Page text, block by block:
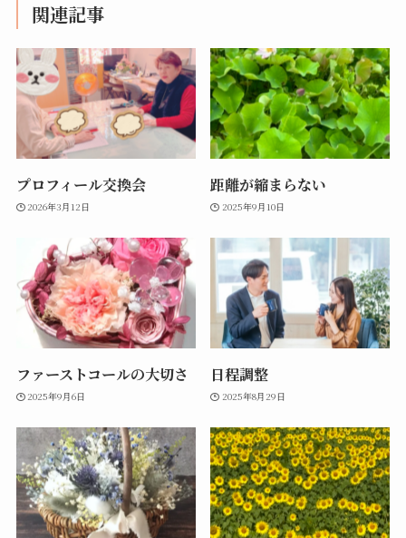
関連記事
プロフィール交換会
2026年3月12日
距離が縮まらない
2025年9月10日
ファーストコールの大切さ
2025年9月6日
日程調整
2025年8月29日